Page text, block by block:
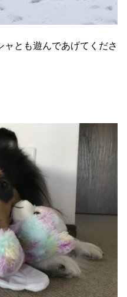
とも遊んであげてくださ